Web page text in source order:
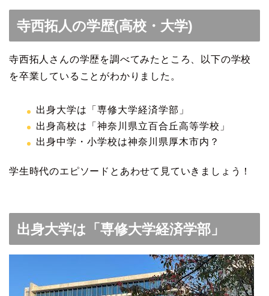
寺西拓人の学歴(高校・大学)
寺西拓人さんの学歴を調べてみたところ、以下の学校
を卒業していることがわかりました。
出身大学は「専修大学経済学部」
出身高校は「神奈川県立百合丘高等学校」
出身中学・小学校は神奈川県厚木市内？
学生時代のエピソードとあわせて見ていきましょう！
出身大学は「専修大学経済学部」